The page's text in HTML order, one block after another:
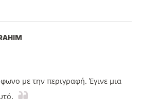
με την περιγραφή. Έγινε μια